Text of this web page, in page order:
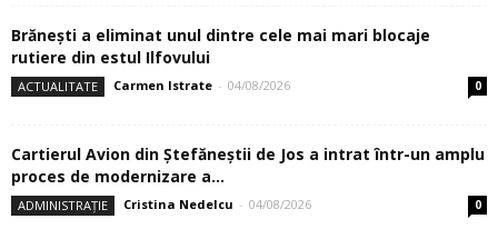
Brănești a eliminat unul dintre cele mai mari blocaje
rutiere din estul Ilfovului
ACTUALITATE Carmen Istrate - 04/08/2026 0
Cartierul Avion din Ştefăneştii de Jos a intrat într-un amplu
proces de modernizare a...
ADMINISTRAȚIE Cristina Nedelcu - 04/08/2026 0